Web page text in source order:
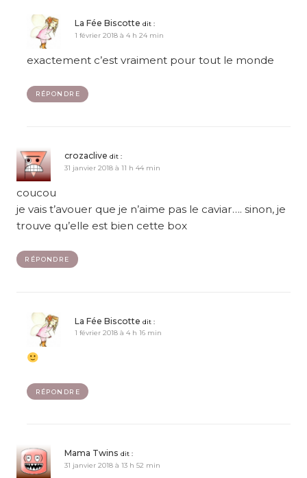
La Fée Biscotte dit :
1 février 2018 à 4 h 24 min
exactement c’est vraiment pour tout le monde
RÉPONDRE
crozaclive dit :
31 janvier 2018 à 11 h 44 min
coucou
je vais t’avouer que je n’aime pas le caviar…. sinon, je
trouve qu’elle est bien cette box
RÉPONDRE
La Fée Biscotte dit :
1 février 2018 à 4 h 16 min
RÉPONDRE
Mama Twins dit :
31 janvier 2018 à 13 h 52 min